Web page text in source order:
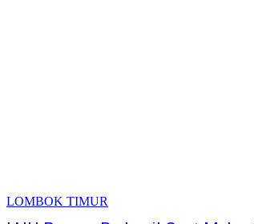
LOMBOK TIMUR